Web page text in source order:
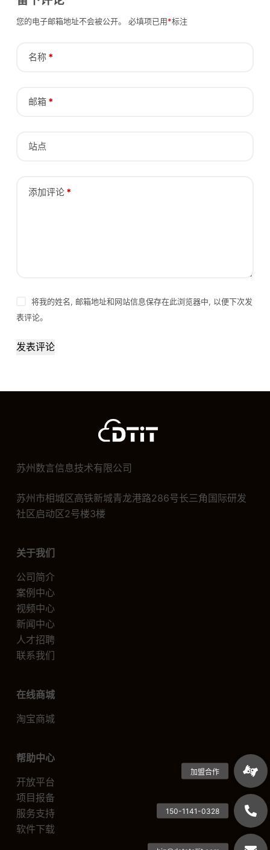
您的电子邮箱地址不会被公开。 必填项已用*标注
名称*
邮箱*
站点
添加评论*
将我的姓名, 邮箱地址和网站信息保存在此浏览器中, 以便下次发
表评论。
发表评论
苏州数言信息技术有限公司
苏州市相城区高铁新城青龙港路286号长三角国际研发
社区启动区2号楼3楼
关于我们
公司简介
案例中心
视频中心
新闻中心
人才招聘
联系我们
在线商城
淘宝商城
帮助中心
开放平台
项目报备
服务支持
软件下载